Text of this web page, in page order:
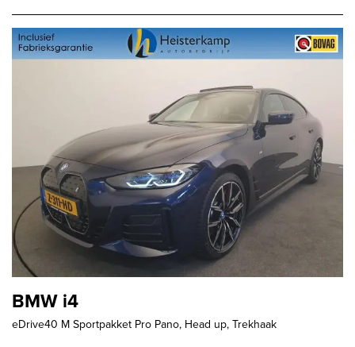
BMW i4
eDrive40 M Sportpakket Pro Pano, Head up, Trekhaak